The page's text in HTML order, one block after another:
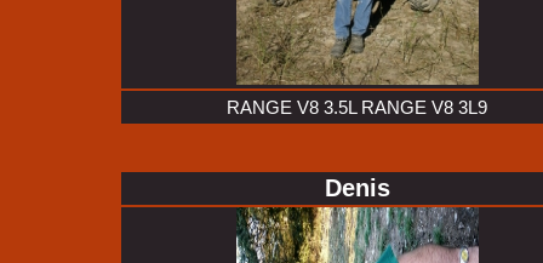
RANGE V8 3.5L RANGE V8 3L9
Denis